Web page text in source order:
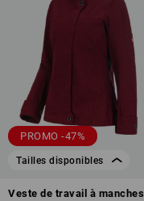
PROMO -47%
Tailles disponibles
Veste de travail à manches